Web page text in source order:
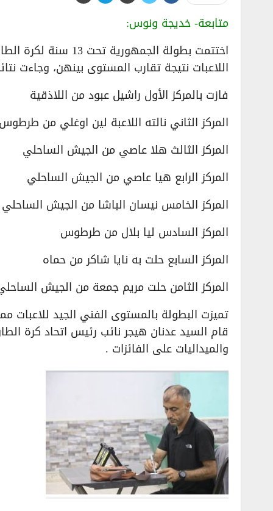
متابعة- خديجة ونوس:
اختتمت بطولة
اللاعبات نتيجة تقارب المستوى بينهن، وجاءت
فازت بالمركز الأول راشيل عبود من اللاذقية
المركز الثاني نالته اللاعبة لين اوغلي من
المركز الثالث هلا عاصي من الجيش الساحلي
المركز الرابع هيا عاصي من الجيش الساحلي
المركز الخامس نيسان الباشا من الجيش الساحلي
المركز السادس ليا بلال من طرطوس
المركز السابع حلت به نايا شاكر من حماه
المركز الثامن حلت مريم جمعة من الجيش
تميزت البطولة بالمستوى الفني الجيد للاعبات
قام السيد عدنان هيجر نائب رئيس اتحاد كرة
والميداليات على الفائزات .